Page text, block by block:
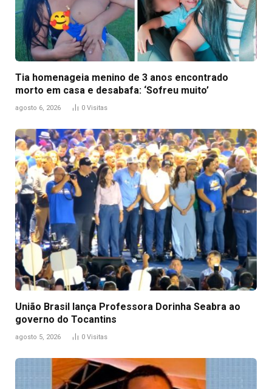
Tia homenageia menino de 3 anos encontrado
morto em casa e desabafa: ‘Sofreu muito’
agosto 6, 2026 0 Visitas
União Brasil lança Professora Dorinha Seabra ao
governo do Tocantins
agosto 5, 2026 0 Visitas